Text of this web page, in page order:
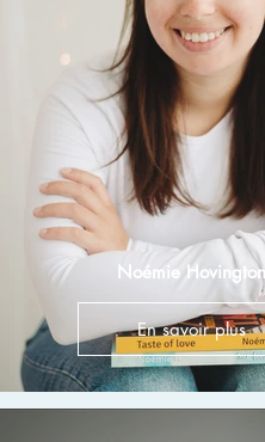
Noémie Hovington
En savoir plus